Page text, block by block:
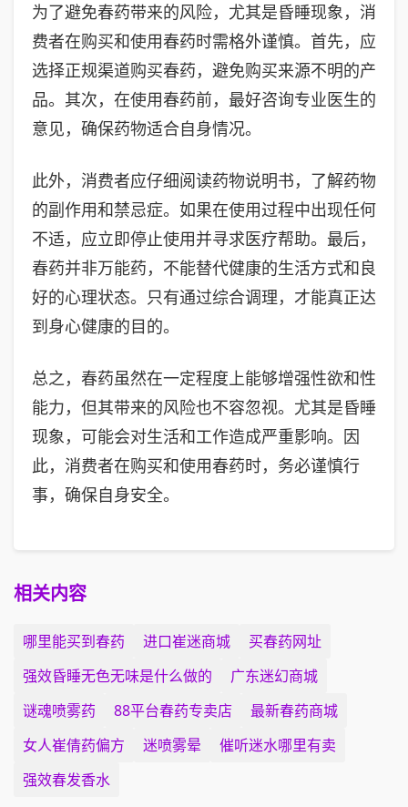
为了避免春药带来的风险，尤其是昏睡现象，消
费者在购买和使用春药时需格外谨慎。首先，应
选择正规渠道购买春药，避免购买来源不明的产
品。其次，在使用春药前，最好咨询专业医生的
意见，确保药物适合自身情况。
此外，消费者应仔细阅读药物说明书，了解药物
的副作用和禁忌症。如果在使用过程中出现任何
不适，应立即停止使用并寻求医疗帮助。最后，
春药并非万能药，不能替代健康的生活方式和良
好的心理状态。只有通过综合调理，才能真正达
到身心健康的目的。
总之，春药虽然在一定程度上能够增强性欲和性
能力，但其带来的风险也不容忽视。尤其是昏睡
现象，可能会对生活和工作造成严重影响。因
此，消费者在购买和使用春药时，务必谨慎行
事，确保自身安全。
相关内容
哪里能买到春药 进口崔迷商城
买春药网址
强效昏睡无色无味是什么做的
广东迷幻商城
谜魂喷雾药
88平台春药专卖店
最新春药商城
女人崔倩药偏方
迷喷雾晕
催听迷水哪里有卖
强效春发香水